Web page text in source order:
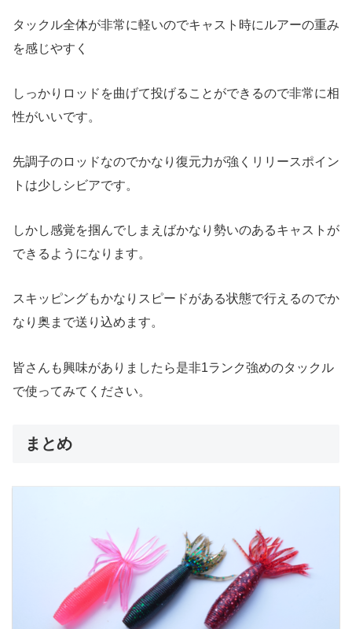
タックル全体が非常に軽いのでキャスト時にルアーの重み
を感じやすく
しっかりロッドを曲げて投げることができるので非常に相
性がいいです。
先調子のロッドなのでかなり復元力が強くリリースポイン
トは少しシビアです。
しかし感覚を掴んでしまえばかなり勢いのあるキャストが
できるようになります。
スキッピングもかなりスピードがある状態で行えるのでか
なり奥まで送り込めます。
皆さんも興味がありましたら是非1ランク強めのタックル
で使ってみてください。
まとめ